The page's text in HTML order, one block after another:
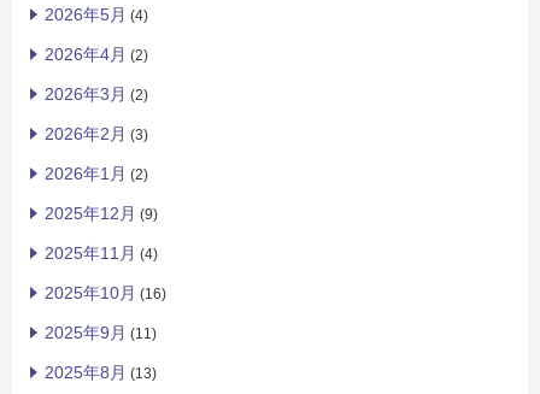
2026年5月 (4)
2026年4月 (2)
2026年3月 (2)
2026年2月 (3)
2026年1月 (2)
2025年12月 (9)
2025年11月 (4)
2025年10月 (16)
2025年9月 (11)
2025年8月 (13)